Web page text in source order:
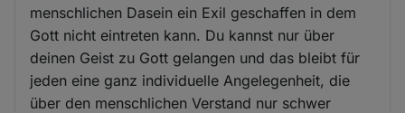
menschlichen Dasein ein Exil geschaffen in dem
Gott nicht eintreten kann. Du kannst nur über
deinen Geist zu Gott gelangen und das bleibt für
jeden eine ganz individuelle Angelegenheit, die
über den menschlichen Verstand nur schwer